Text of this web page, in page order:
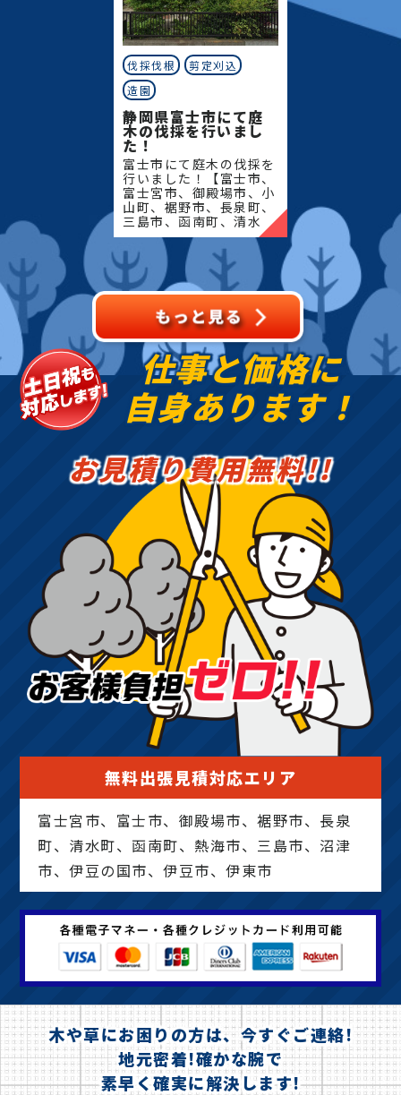
伐採伐根
剪定刈込
造園
静岡県富士市にて庭
木の伐採を行いまし
た！
富士市にて庭木の伐採を
行いました！【富士市、
富士宮市、御殿場市、小
山町、裾野市、長泉町、
三島市、函南町、清水
町、沼津市、熱海市、伊
豆の国市、伊豆市、伊東
市、東伊豆町、西伊豆
町、河津町、松崎町、下
田市、
仕事と価格に
自身あります！
お見積り費用無料!!
無料出張見積対応エリア
富士宮市、富士市、御殿場市、裾野市、長泉
町、清水町、函南町、熱海市、三島市、沼津
市、伊豆の国市、伊豆市、伊東市
木や草にお困りの方は、今すぐご連絡!
地元密着!確かな腕で
素早く確実に解決します!